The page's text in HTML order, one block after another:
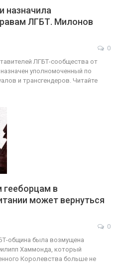
назначила
ЛГБТ. Милонов
0
ЛГБТ-сообщества от
уполномоченный по
и трансгендеров. Читайте
гееборцам в
может вернуться
0
община была возмущена
Хаммонда, который
Королевства больше не